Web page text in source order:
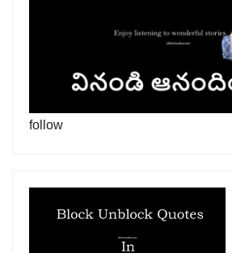
follow